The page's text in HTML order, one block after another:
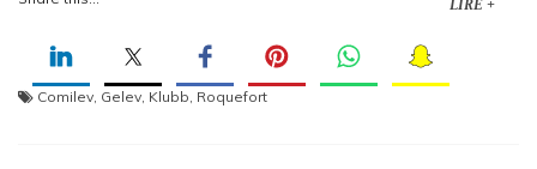
LIRE +
Comilev, Gelev, Klubb, Roquefort